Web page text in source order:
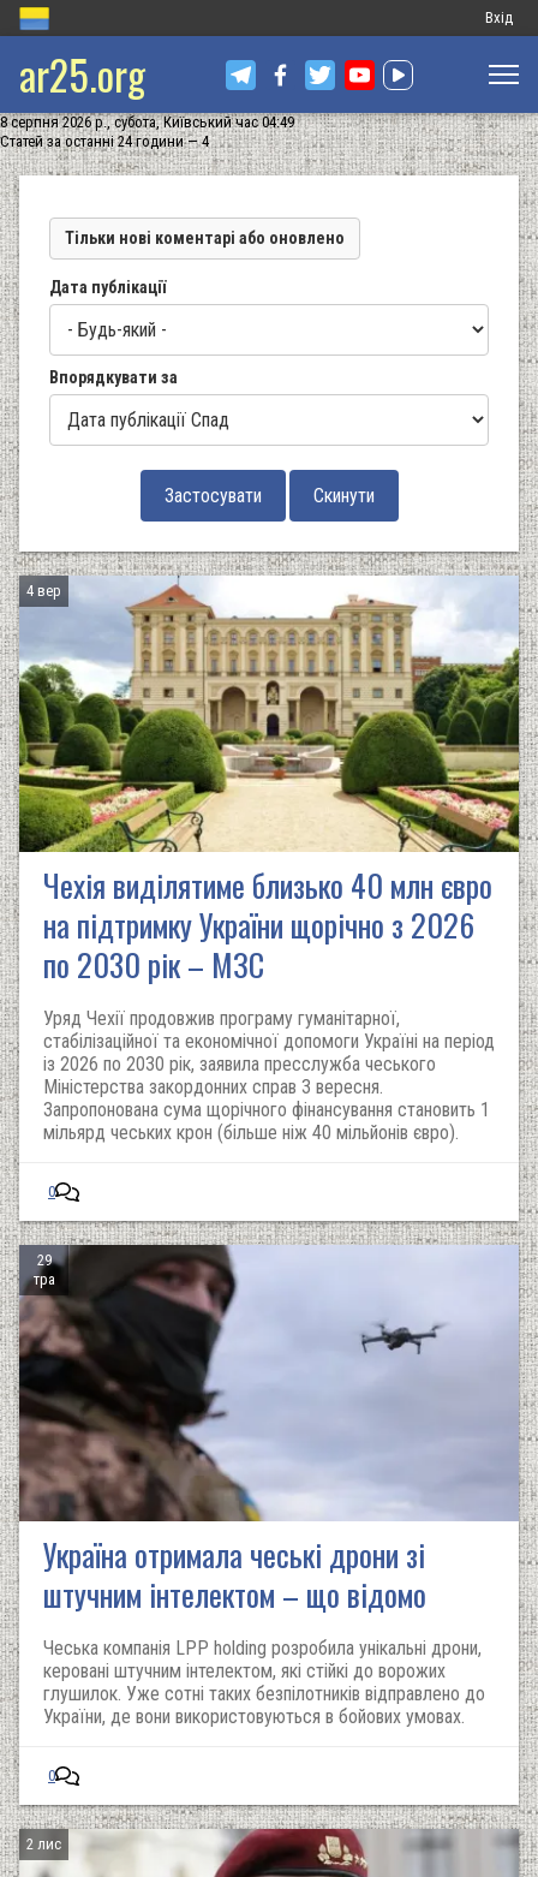
Меню
запису
Вхід
ar25.org
8 серпня 2026 р., субота, Київський час 04:49
Статей за останні 24 години — 4
Тільки нові коментарі або оновлено
Дата публікації
Впорядкувати за
4 вер
Чехія виділятиме близько 40 млн євро
на підтримку України щорічно з 2026
по 2030 рік – МЗС
Уряд Чехії продовжив програму гуманітарної,
стабілізаційної та економічної допомоги Україні на період
із 2026 по 2030 рік, заявила пресслужба чеського
Міністерства закордонних справ 3 вересня.
Запропонована сума щорічного фінансування становить 1
мільярд чеських крон (більше ніж 40 мільйонів євро).
0
29
тра
Україна отримала чеські дрони зі
штучним інтелектом – що відомо
Чеська компанія LPP holding розробила унікальні дрони,
керовані штучним інтелектом, які стійкі до ворожих
глушилок. Уже сотні таких безпілотників відправлено до
України, де вони використовуються в бойових умовах.
0
2 лис